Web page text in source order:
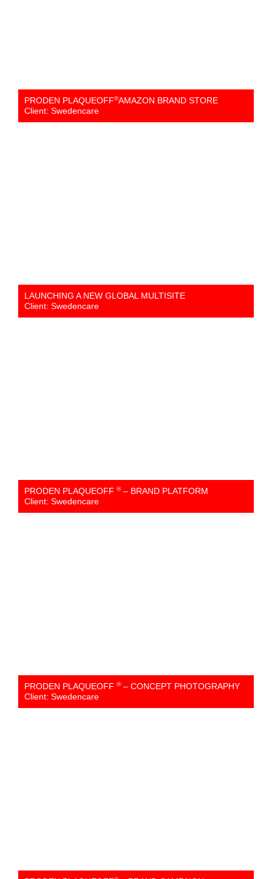
PRODEN PLAQUEOFF®AMAZON BRAND STORE
Client: Swedencare
LAUNCHING A NEW GLOBAL MULTISITE
Client: Swedencare
PRODEN PLAQUEOFF ®– BRAND PLATFORM
Client: Swedencare
PRODEN PLAQUEOFF ®– CONCEPT PHOTOGRAPHY
Client: Swedencare